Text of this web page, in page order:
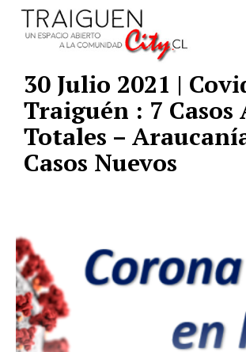
30 Julio 2021 |
Traiguén : 7 Casos
Totales –
Casos Nuevos